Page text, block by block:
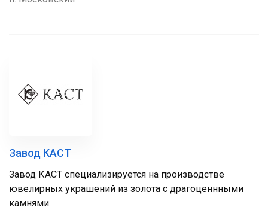
Завод КАСТ
Завод КАСТ специализируется на производстве
ювелирных украшений из золота с драгоценнными
камнями.